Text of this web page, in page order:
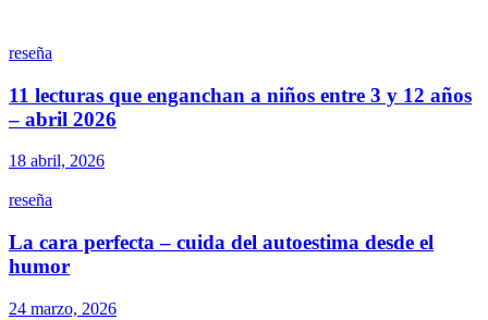
reseña
11 lecturas que enganchan a niños entre 3 y 12 años
– abril 2026
18 abril, 2026
reseña
La cara perfecta – cuida del autoestima desde el
humor
24 marzo, 2026